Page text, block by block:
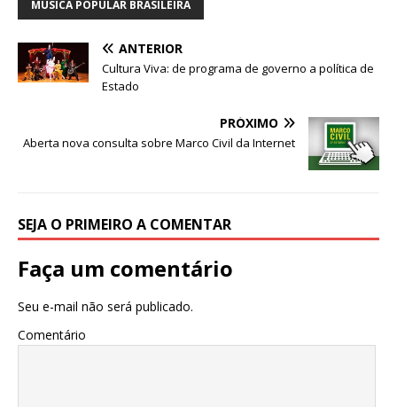
p
p
o
o
k
MÚSICA POPULAR BRASILEIRA
ANTERIOR
Cultura Viva: de programa de governo a política de
Estado
PRÓXIMO
Aberta nova consulta sobre Marco Civil da Internet
SEJA O PRIMEIRO A COMENTAR
Faça um comentário
Seu e-mail não será publicado.
Comentário